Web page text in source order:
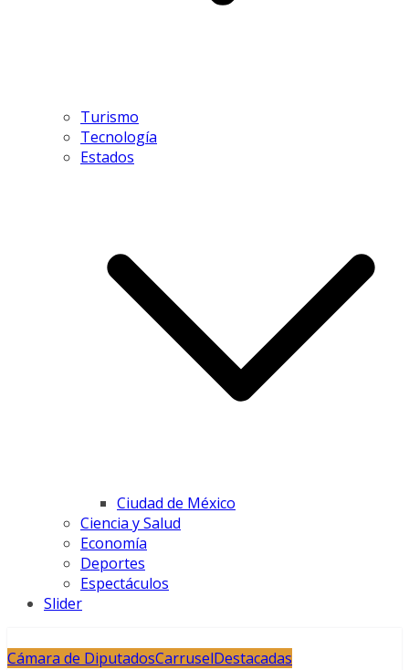
Turismo
Tecnología
Estados
Ciudad de México
Ciencia y Salud
Economía
Deportes
Espectáculos
Slider
Cámara de DiputadosCarruselDestacadas